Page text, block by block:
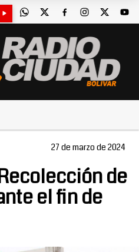
27 de marzo de 2024
de
el fin de